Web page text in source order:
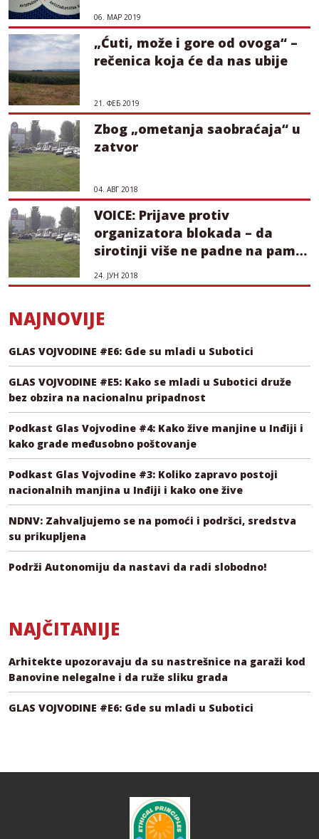
06. МАР 2019
„Ćuti, može i gore od ovoga“ –
rečenica koja će da nas ubije
21. ФЕБ 2019
Zbog „ometanja saobraćaja“ u
zatvor
04. АВГ 2018
VOICE: Prijave protiv
organizatora blokada – da
sirotinji više ne padne na pamet
da protestuje
24. ЈУН 2018
NAJNOVIJE
GLAS VOJVODINE #E6: Gde su mladi u Subotici
GLAS VOJVODINE #E5: Kako se mladi u Subotici druže
bez obzira na nacionalnu pripadnost
Podkast Glas Vojvodine #4: Kako žive manjine u Inđiji i
kako grade međusobno poštovanje
Podkast Glas Vojvodine #3: Koliko zapravo postoji
nacionalnih manjina u Inđiji i kako one žive
NDNV: Zahvaljujemo se na pomoći i podršci, sredstva
su prikupljena
Podrži Autonomiju da nastavi da radi slobodno!
NAJČITANIJE
Arhitekte upozoravaju da su nastrešnice na garaži kod
Banovine nelegalne i da ruže sliku grada
GLAS VOJVODINE #E6: Gde su mladi u Subotici